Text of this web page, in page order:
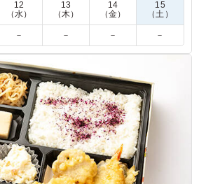
ったりのお弁当でした。味、量、コス
も冷めても柔らかくて美味しかった
も豊富なのでお弁当選びも楽でし
ていただきます。ありがとうござい
›お花見
台2023/03/30
12
（水）
13
（木）
14
（金）
15
（土）
－ － － －